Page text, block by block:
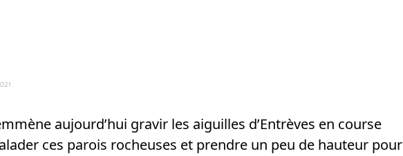
aujourd’hui gravir les aiguilles d’Entrèves en course
ces parois rocheuses et prendre un peu de hauteur pour